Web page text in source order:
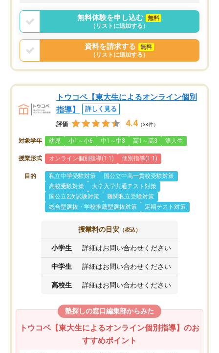
無料体験を申し込む
無料
（リストに追加する）
資料を請求する
無料
（リストに追加する）
トウコベ【東大生によるオンライン個別
指導】
詳しく見る
評価 4.4 （38件）
対象学年 幼児 小1～小6 中1～中3 高1～高3 浪人生
授業形式 オンライン個別指導(1:1) 個別指導(1:1)
目的 私立中学受験対策
国公立中高一貫校受験対策
高校受験対策
大学入学共通テスト対策
国公立2次試験対策
難関私立受験対策
総合型選抜・学校推薦型選抜対策
定期テスト対策
授業料の目安 （税込）
小学生 詳細はお問い合わせください
中学生 詳細はお問い合わせください
高校生 詳細はお問い合わせください
塾探しの窓口編集部からみた
トウコベ【東大生によるオンライン個別指導】のお
すすめポイント